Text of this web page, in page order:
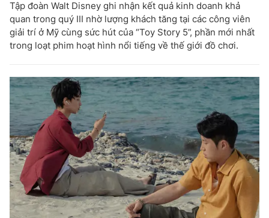
Tập đoàn Walt Disney ghi nhận kết quả kinh doanh khả
quan trong quý III nhờ lượng khách tăng tại các công viên
giải trí ở Mỹ cùng sức hút của “Toy Story 5”, phần mới nhất
trong loạt phim hoạt hình nổi tiếng về thế giới đồ chơi.